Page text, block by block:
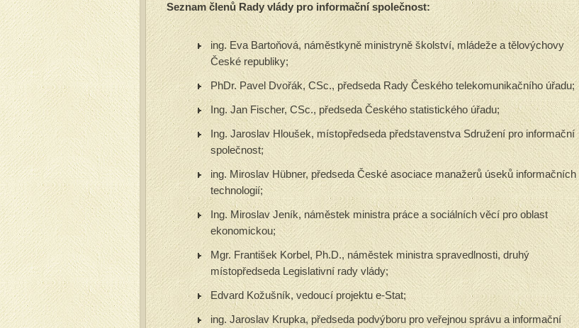
Seznam členů Rady vlády pro informační společnost:
ing. Eva Bartoňová, náměstkyně ministryně školství, mládeže a tělovýchovy
České republiky;
PhDr. Pavel Dvořák, CSc., předseda Rady Českého telekomunikačního úřadu;
Ing. Jan Fischer, CSc., předseda Českého statistického úřadu;
Ing. Jaroslav Hloušek, místopředseda představenstva Sdružení pro informační
společnost;
ing. Miroslav Hübner, předseda České asociace manažerů úseků informačních
technologií;
Ing. Miroslav Jeník, náměstek ministra práce a sociálních věcí pro oblast
ekonomickou;
Mgr. František Korbel, Ph.D., náměstek ministra spravedlnosti, druhý
místopředseda Legislativní rady vlády;
Edvard Kožušník, vedoucí projektu e-Stat;
ing. Jaroslav Krupka, předseda podvýboru pro veřejnou správu a informační